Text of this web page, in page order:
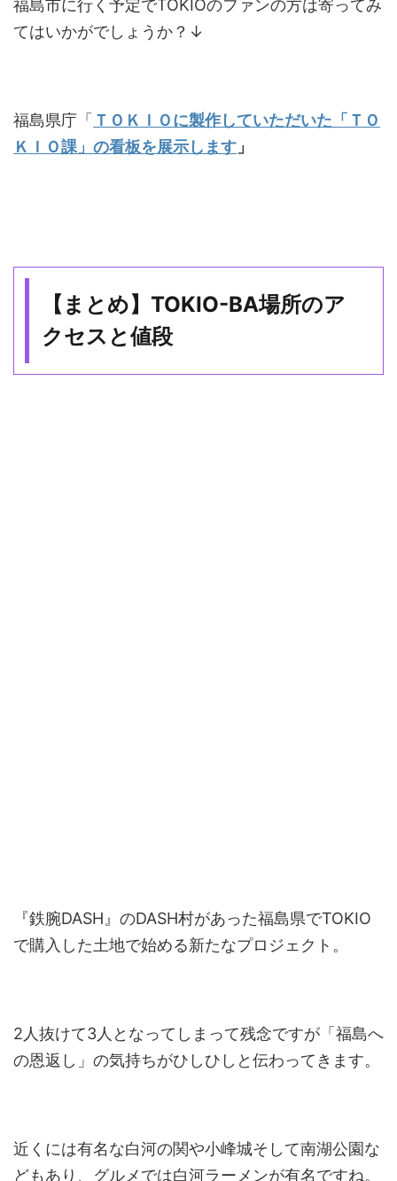
福島市に行く予定でTOKIOのファンの方は寄ってみ
てはいかがでしょうか？↓
福島県庁「 ＴＯＫＩＯに製作していただいた「ＴＯ
ＫＩＯ課」の看板を展示します 」
【まとめ】TOKIO-BA場所のア
クセスと値段
『鉄腕DASH』のDASH村があった福島県でTOKIO
で購入した土地で始める新たなプロジェクト。
2人抜けて3人となってしまって残念ですが「福島へ
の恩返し」の気持ちがひしひしと伝わってきます。
近くには有名な白河の関や小峰城そして南湖公園な
どもあり、グルメでは白河ラーメンが有名ですね。